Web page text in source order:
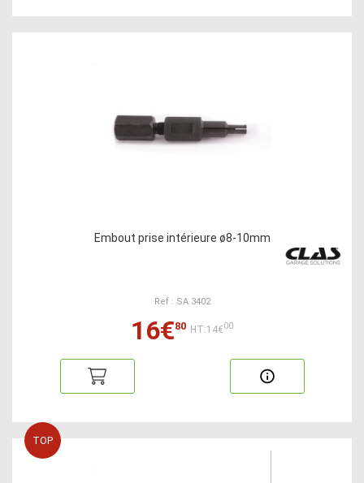
Embout prise intérieure ø8-10mm
Ref : SA 3402
16€80 HT:14€00
TOP